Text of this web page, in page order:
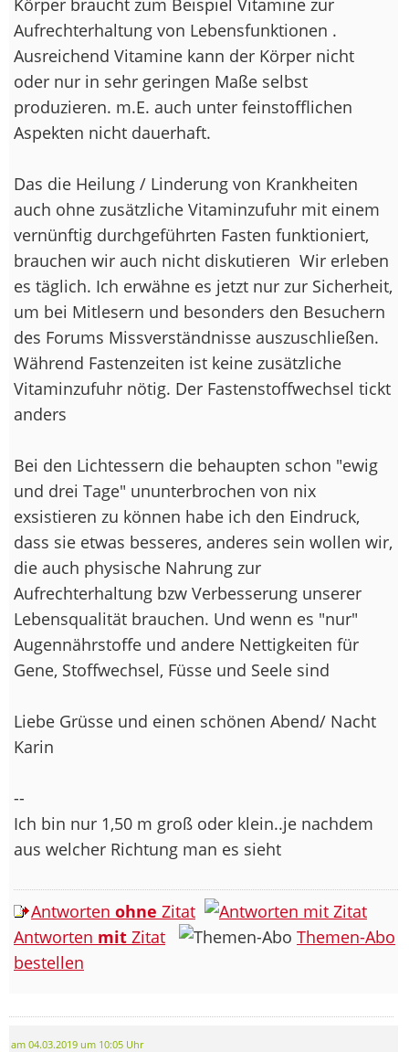
Körper braucht zum Beispiel Vitamine zur
Aufrechterhaltung von Lebensfunktionen .
Ausreichend Vitamine kann der Körper nicht
oder nur in sehr geringen Maße selbst
produzieren. m.E. auch unter feinstofflichen
Aspekten nicht dauerhaft.
Das die Heilung / Linderung von Krankheiten
auch ohne zusätzliche Vitaminzufuhr mit einem
vernünftig durchgeführten Fasten funktioniert,
brauchen wir auch nicht diskutieren Wir erleben
es täglich. Ich erwähne es jetzt nur zur Sicherheit,
um bei Mitlesern und besonders den Besuchern
des Forums Missverständnisse auszuschließen.
Während Fastenzeiten ist keine zusätzliche
Vitaminzufuhr nötig. Der Fastenstoffwechsel tickt
anders
Bei den Lichtessern die behaupten schon "ewig
und drei Tage" ununterbrochen von nix
exsistieren zu können habe ich den Eindruck,
dass sie etwas besseres, anderes sein wollen wir,
die auch physische Nahrung zur
Aufrechterhaltung bzw Verbesserung unserer
Lebensqualität brauchen. Und wenn es "nur"
Augennährstoffe und andere Nettigkeiten für
Gene, Stoffwechsel, Füsse und Seele sind
Liebe Grüsse und einen schönen Abend/ Nacht
Karin
--
Ich bin nur 1,50 m groß oder klein..je nachdem
aus welcher Richtung man es sieht
Antworten ohne Zitat
Antworten mit Zitat
Themen-Abo
bestellen
am 04.03.2019 um 10:05 Uhr